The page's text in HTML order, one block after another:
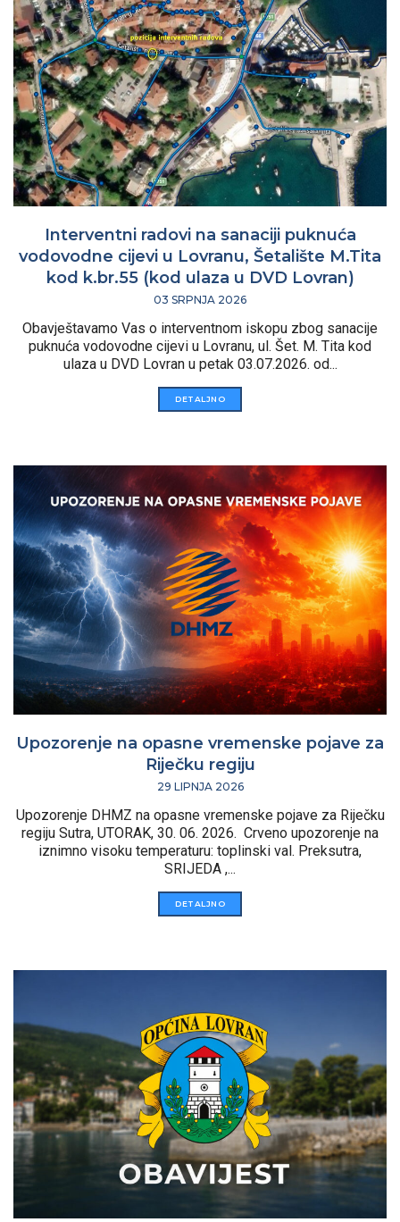
Interventni radovi na sanaciji puknuća
vodovodne cijevi u Lovranu, Šetalište M.Tita
kod k.br.55 (kod ulaza u DVD Lovran)
03 SRPNJA 2026
Obavještavamo Vas o interventnom iskopu zbog sanacije
puknuća vodovodne cijevi u Lovranu, ul. Šet. M. Tita kod
ulaza u DVD Lovran u petak 03.07.2026. od...
DETALJNO
Upozorenje na opasne vremenske pojave za
Riječku regiju
29 LIPNJA 2026
Upozorenje DHMZ na opasne vremenske pojave za Riječku
regiju Sutra, UTORAK, 30. 06. 2026. Crveno upozorenje na
iznimno visoku temperaturu: toplinski val. Preksutra,
SRIJEDA ,...
DETALJNO